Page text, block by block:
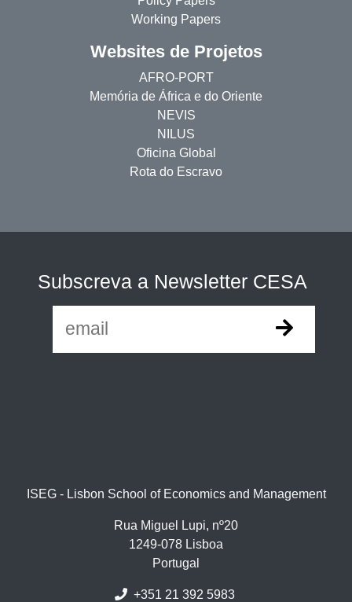
Working Papers
Websites de Projetos
AFRO-PORT
Memória de África e do Oriente
NEVIS
NILUS
Oficina Global
Rota do Escravo
Subscreva a Newsletter CESA
ISEG - Lisbon School of Economics and Management
Rua Miguel Lupi, nº20
1249-078 Lisboa
Portugal
+351 21 392 5983